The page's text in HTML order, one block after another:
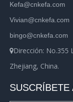
Kefa@cnkefa.com
Vivian@cnkefa.com
bingo@cnkefa.com
Dirección: No.355
Zhejiang, China.